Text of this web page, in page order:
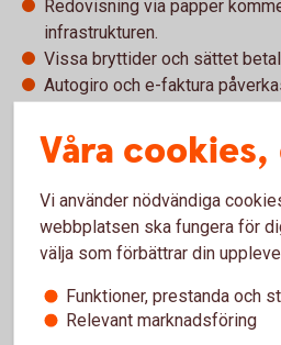
Redovisning via papper
infrastrukturen.
Vissa bryttider och sättet
Autogiro och e-faktura
Vänta inte för länge
Under sensommaren och
ut. Har du inte förberett dig i tid
Börja därför redan nu för en
Våra
Vi använder nödvändiga
webbplatsen ska fungera för
välja som förbättrar din
Funktioner, prestanda och
Relevant marknadsföring